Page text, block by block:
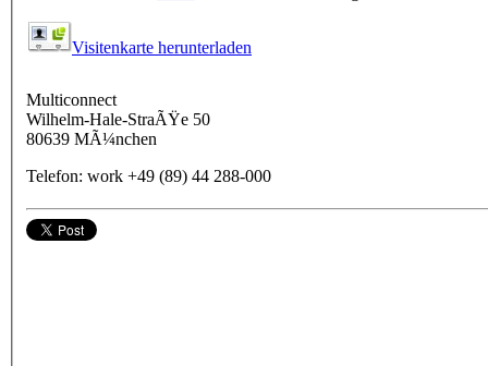
Visitenkarte herunterladen
Multiconnect
Wilhelm-Hale-StraÃŸe 50
80639 MÃ¼nchen
Telefon: work +49 (89) 44 288-000